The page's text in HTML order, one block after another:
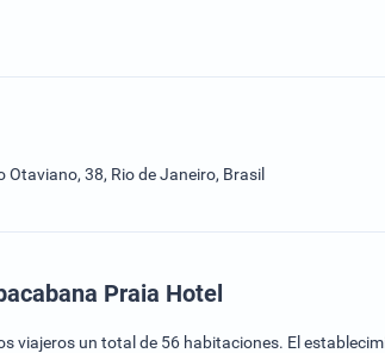
Otaviano, 38, Rio de Janeiro, Brasil
Praia Hotel
viajeros un total de 56 habitaciones. El